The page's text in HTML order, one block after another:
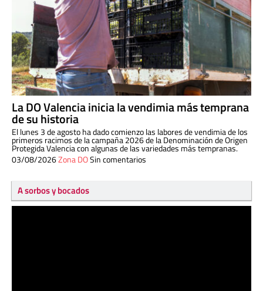
La DO Valencia inicia la vendimia más temprana
de su historia
El lunes 3 de agosto ha dado comienzo las labores de vendimia de los
primeros racimos de la campaña 2026 de la Denominación de Origen
Protegida Valencia con algunas de las variedades más tempranas.
03/08/2026Zona DOSin comentarios
A sorbos y bocados